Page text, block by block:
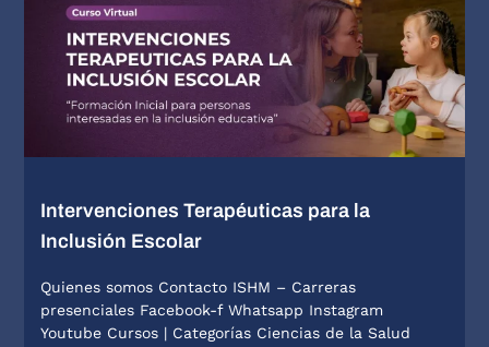
Intervenciones Terapéuticas para la
Inclusión Escolar
Quienes somos Contacto ISHM – Carreras
presenciales Facebook-f Whatsapp Instagram
Youtube Cursos | Categorías Ciencias de la Salud